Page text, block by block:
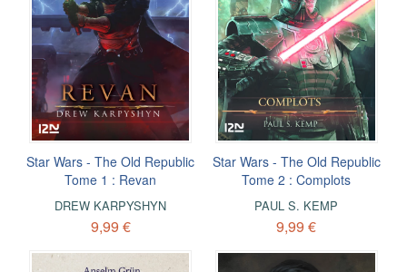
Star Wars - The Old Republic
Tome 1 : Revan
DREW KARPYSHYN
9,99 €
Star Wars - The Old Republic
Tome 2 : Complots
PAUL S. KEMP
9,99 €